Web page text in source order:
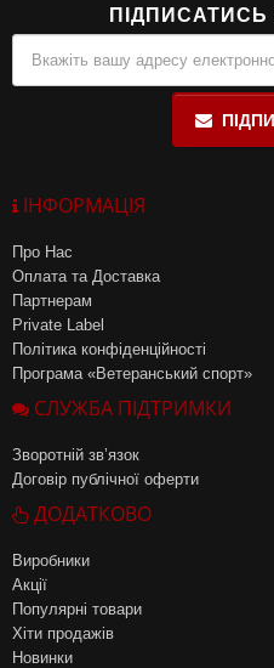
ІНФОРМАЦІЯ
Про Нас
Оплата та Доставка
Партнерам
Private Label
Політика конфіденційності
Програма «Ветеранський спорт»
СЛУЖБА ПІДТРИМКИ
Зворотній зв’язок
Договір публічної оферти
ДОДАТКОВО
Виробники
Акції
Популярні товари
Хіти продажів
Новинки